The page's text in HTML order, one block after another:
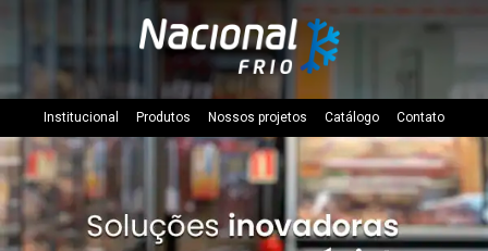
Institucional Produtos Nossos projetos Catálogo Contato